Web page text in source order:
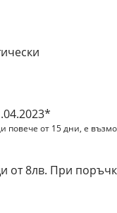
повече от 15 дни, е
от 8лв. При